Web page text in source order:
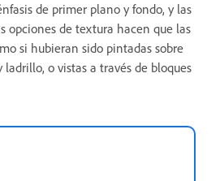
de primer plano y fondo, y las
opciones de textura hacen que las
si hubieran sido pintadas sobre
o vistas a través de bloques